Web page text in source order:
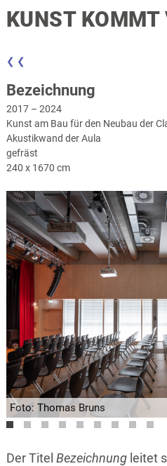
KUNST KOMMT
❮ ❮
Bezeichnung
2017 – 2024
Kunst am Bau für den Neubau der
Akustikwand der Aula
gefräst
240 x 1670 cm
Foto: Thomas Bruns
Foto: Thomas Bruns
Foto: Thomas Bruns
Foto: Thomas Bruns
Der Titel Bezeichnungleitet